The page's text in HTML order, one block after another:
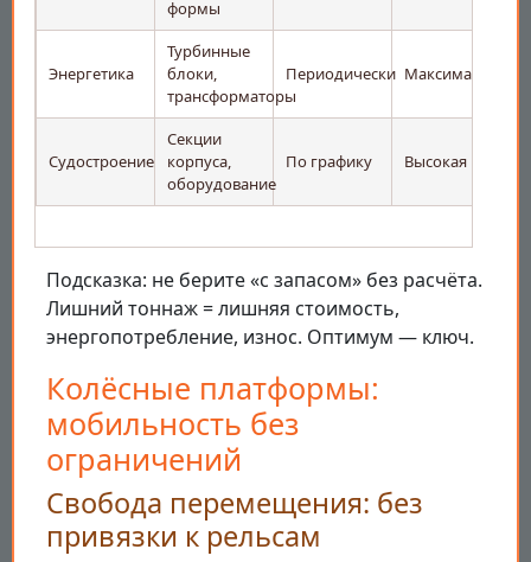
формы
Энергетика
Турбинные
блоки,
трансформаторы
Периодически Максимальная
Судостроение
Секции
корпуса,
оборудование
По графику Высокая
Подсказка: не берите «с запасом» без расчёта.
Лишний тоннаж = лишняя стоимость,
энергопотребление, износ. Оптимум — ключ.
Колёсные платформы:
мобильность без
ограничений
Свобода перемещения: без
привязки к рельсам